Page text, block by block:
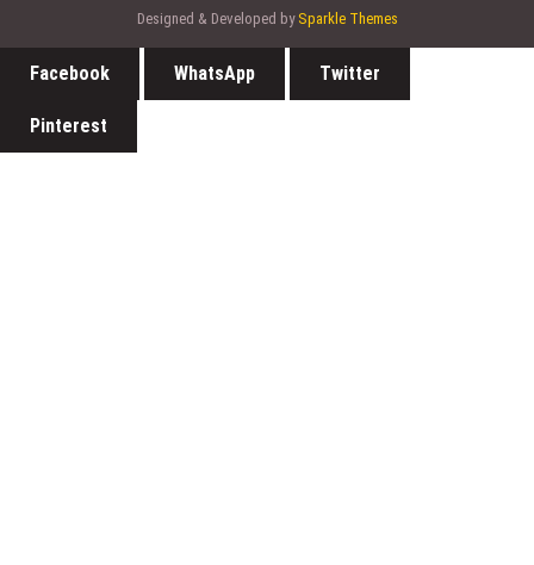
Designed & Developed by Sparkle Themes
Facebook WhatsApp Twitter
Pinterest